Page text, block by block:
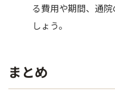
る費用や期間、通
しょう。
まとめ